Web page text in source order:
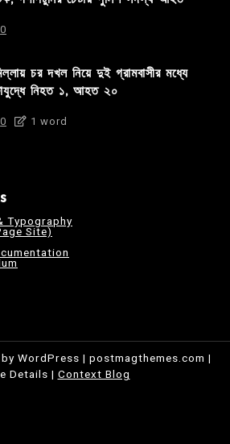
0
চর দখল নিয়ে দুই গ্রামবাসীর মধ্যে
নিহত ১, আহত ২০
0 1 word
Typography
Site)
WordPress | postmagthemes.com |
Details | Context Blog